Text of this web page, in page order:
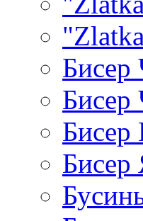
Бисер
Бисер
Бисер